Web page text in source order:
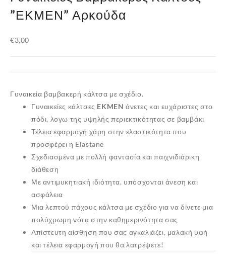
”ΕΚΜΕΝ” Αρκούδα
€3,00
Γυναικεία βαμβακερή κάλτσα με σχέδιο.
Γυναικείες κάλτσες EKMEN άνετες και ευχάριστες στο
πόδι, λογω της υψηλής περιεκτικότητας σε βαμβάκι
Τέλεια εφαρμογή χάρη στην ελαστικότητα που
προσφέρει η Elastane
Σχεδιασμένα με πολλή φαντασία και παιχνιδιάρικη
διάθεση
Με αντιμυκητιακή ιδιότητα, υπόσχονται άνεση και
ασφάλεια
Μια λεπτού πάχους κάλτσα με σχέδιο για να δίνετε μια
πολύχρωμη νότα στην καθημερινότητα σας
Απίστευτη αίσθηση που σας αγκαλιάζει, μαλακή υφή
και τέλεια εφαρμογή που θα λατρέψετε!